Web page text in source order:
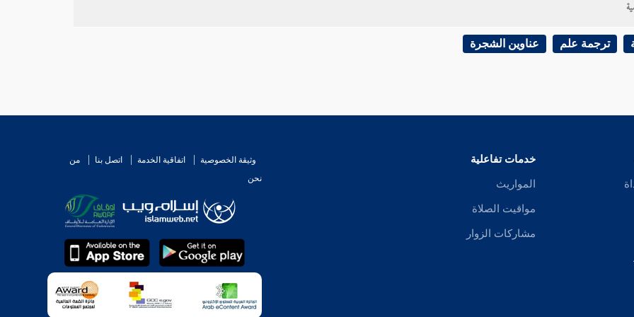
ترجمة علم عناوين الشجرة
خدمات تفاعلية
المواريث
مواقيت الصلاة
مشاركات الزوار
وثيقة الخصوصية اتفاقية الخدمة اتصل بنا
من
نحن